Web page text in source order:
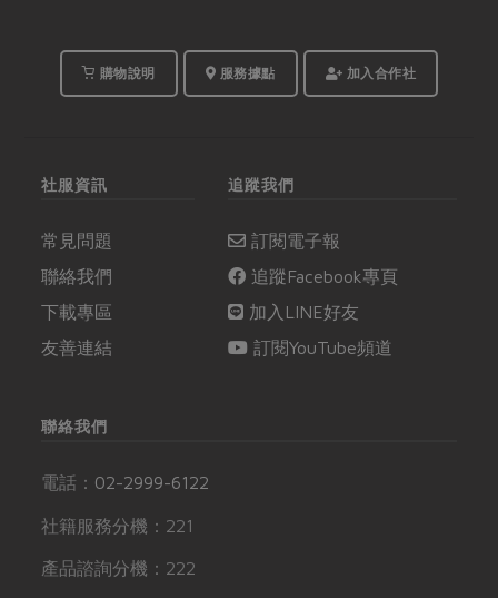
購物說明 服務據點 加入合作社
社服資訊
常見問題
聯絡我們
下載專區
友善連結
追蹤我們
訂閱電子報
追蹤Facebook專頁
加入LINE好友
訂閱YouTube頻道
聯絡我們
電話： 02-2999-6122
社籍服務分機：221
產品諮詢分機：222